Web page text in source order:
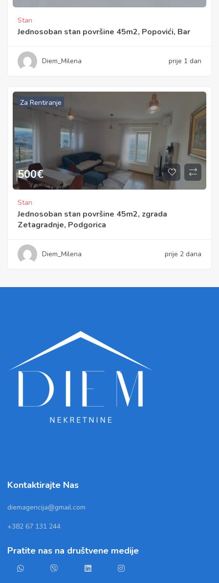
Stan
Jednosoban stan površine 45m2, Popovići, Bar
Diem_Milena prije 1 dan
Za Rentiranje
500€
Stan
Jednosoban stan površine 45m2, zgrada
Zetagradnje, Podgorica
Diem_Milena prije 2 dana
Kontaktirajte Nas
diemagencija@gmail.com
+382 67 131 244
Pratite nas na društvene medije